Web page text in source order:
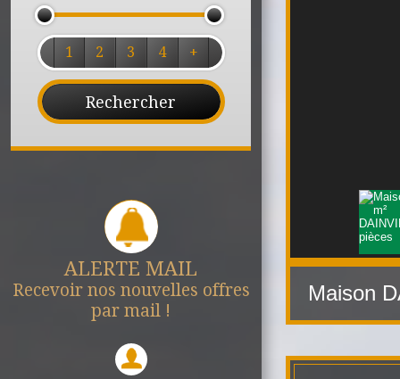
1 2 3 4 +
ALERTE MAIL
Recevoir nos nouvelles offres
par mail !
Maison